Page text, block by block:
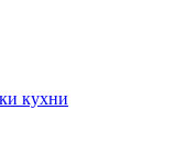
кухни